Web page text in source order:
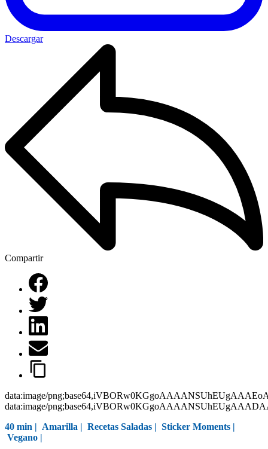
Descargar
Compartir
data:image/
data:image/
40 min | Amarilla | Recetas Saladas | Sticker Moments |
Vegano |